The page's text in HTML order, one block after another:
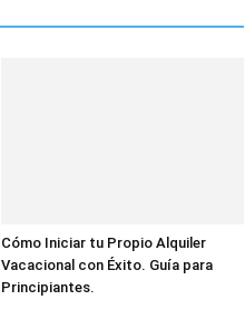
Cómo Iniciar tu Propio Alquiler
Vacacional con Éxito. Guía para
Principiantes.